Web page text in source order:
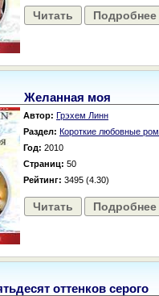
Читать Подробнее
Желанная моя
Автор: Грэхем Линн
Раздел: Короткие любовные
Год: 2010
Страниц: 50
Рейтинг: 3495 (4.30)
Читать Подробнее
оттенков серого